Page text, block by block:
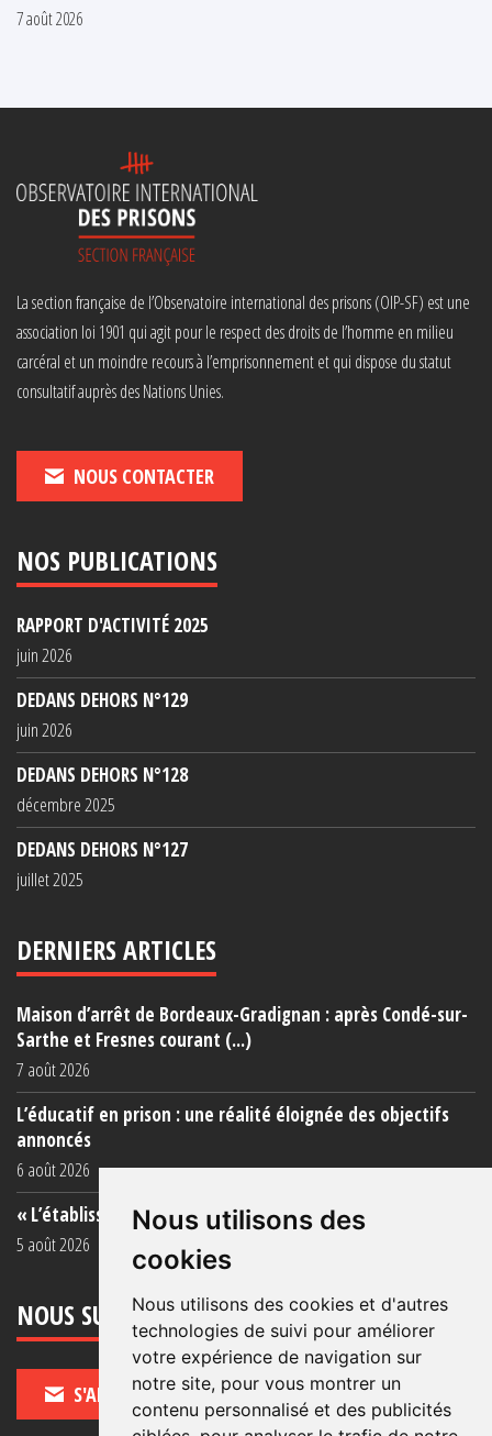
Nous utilisons des
cookies
Nous utilisons des cookies et d'autres
technologies de suivi pour améliorer
votre expérience de navigation sur
notre site, pour vous montrer un
contenu personnalisé et des publicités
7 août 2026
La section française de l’Observatoire international des prisons (OIP-SF) est une
association loi 1901 qui agit pour le respect des droits de l’homme en milieu
carcéral et un moindre recours à l’emprisonnement et qui dispose du statut
consultatif auprès des Nations Unies.
NOUS CONTACTER
NOS PUBLICATIONS
RAPPORT D'ACTIVITÉ 2025
juin 2026
DEDANS DEHORS N°129
juin 2026
DEDANS DEHORS N°128
décembre 2025
DEDANS DEHORS N°127
juillet 2025
DERNIERS ARTICLES
Maison d’arrêt de Bordeaux-Gradignan : après Condé-sur-
Sarthe et Fresnes courant (...)
7 août 2026
L’éducatif en prison : une réalité éloignée des objectifs
annoncés
6 août 2026
« L’établissement est une porcherie totale »
5 août 2026
NOUS SUIVRE
S'ABONNER